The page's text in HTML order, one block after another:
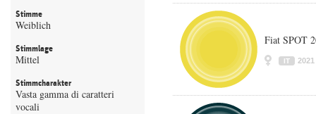
Stimme
Weiblich
Stimmlage
Mittel
Stimmcharakter
Vasta gamma di caratteri
vocali
Fiat SPOT
IT 2021